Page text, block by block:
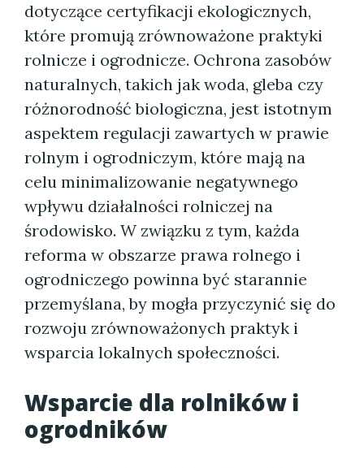
dotyczące certyfikacji ekologicznych,
które promują zrównoważone praktyki
rolnicze i ogrodnicze. Ochrona zasobów
naturalnych, takich jak woda, gleba czy
różnorodność biologiczna, jest istotnym
aspektem regulacji zawartych w prawie
rolnym i ogrodniczym, które mają na
celu minimalizowanie negatywnego
wpływu działalności rolniczej na
środowisko. W związku z tym, każda
reforma w obszarze prawa rolnego i
ogrodniczego powinna być starannie
przemyślana, by mogła przyczynić się do
rozwoju zrównoważonych praktyk i
wsparcia lokalnych społeczności.
Wsparcie dla rolników i
ogrodników